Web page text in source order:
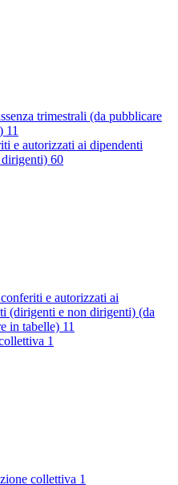
trimestrali (da pubblicare
11
e autorizzati ai dipendenti
60
e autorizzati ai
(dirigenti e non dirigenti) (da
in tabelle) 11
1
collettiva 1